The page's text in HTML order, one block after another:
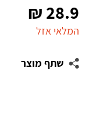
28.9
₪
המלאי אזל
שתף מוצר